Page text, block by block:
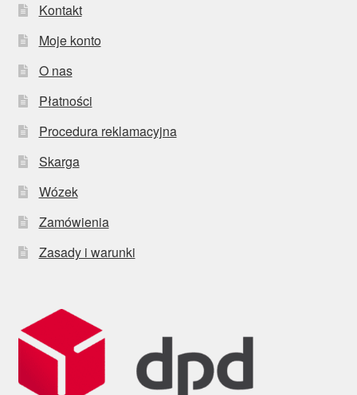
Kontakt
Moje konto
O nas
Płatności
Procedura reklamacyjna
Skarga
Wózek
Zamówienia
Zasady i warunki